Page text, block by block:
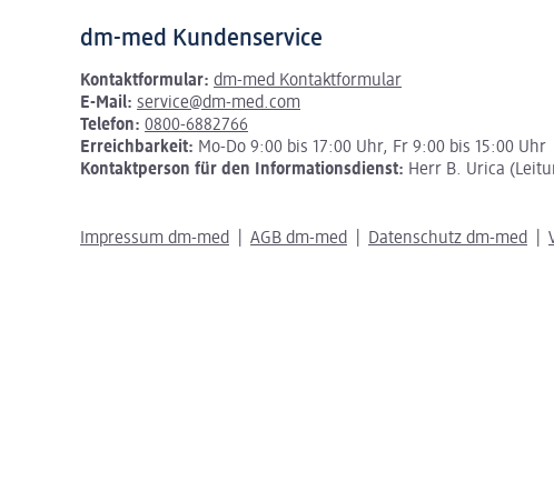
dm-med Kundenservice
Kontaktformular: dm-med Kontaktformular
E-Mail: service@dm-med.com
Telefon: 0800-6882766
Erreichbarkeit: Mo-Do 9:00 bis 17:00 Uhr, Fr 9:00 bis 15:00 Uhr
Kontaktperson für den Informationsdienst: Herr B. Urica
Impressum dm-med AGB dm-med Datenschutz dm-med